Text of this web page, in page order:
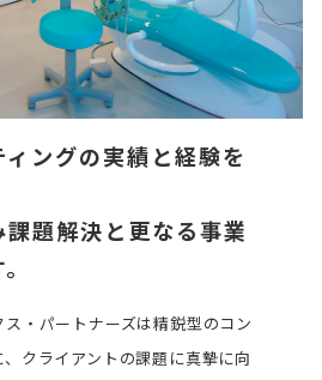
ングの実績と経験を
題解決と更なる事業
・パートナーズは精鋭型のコン
クライアントの課題に真摯に向